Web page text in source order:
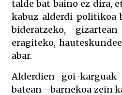
talde bat baino ez dira,
kabuz alderdi politikoa
bideratzeko,
eragiteko,
abar.
Alderdien goi-
batean –barnekoa zein